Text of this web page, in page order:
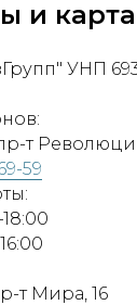
и
УНП
т
59
т Мира, 16